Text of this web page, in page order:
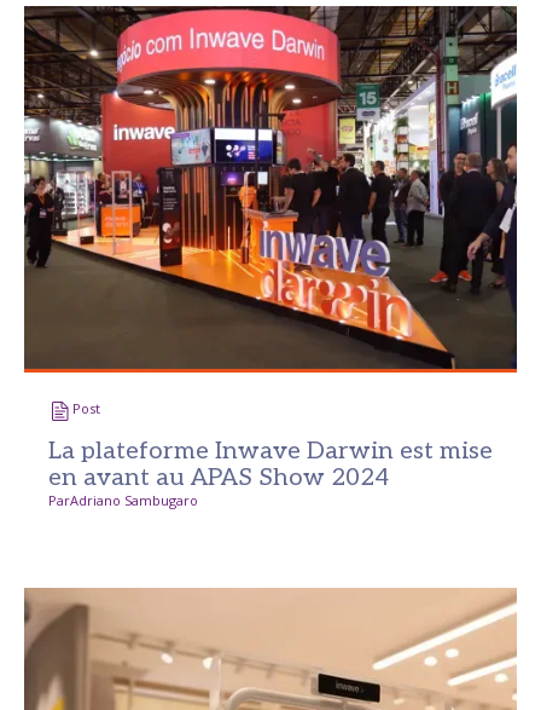
Post
La plateforme Inwave Darwin est mise
en avant au APAS Show 2024
ParAdriano Sambugaro